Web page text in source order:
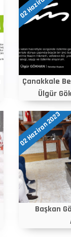
Çanakkale
Ülgür
02 Haziran 2023
Başkan